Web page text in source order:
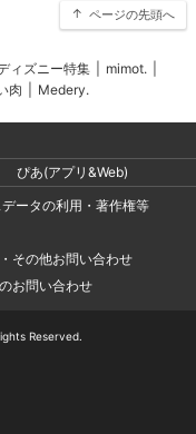
ページの先頭へ
ィズニー特集 mimot.
肉 Medery.
ぴあ(アプリ&Web)
ータの利用・著作権等
その他お問い合わせ
お問い合わせ
Reserved.